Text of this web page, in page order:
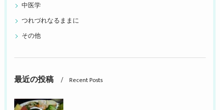
中医学
つれづれなるままに
その他
最近の投稿 Recent Posts